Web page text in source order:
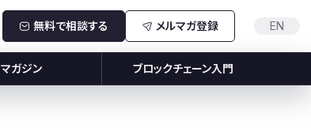
無料で相談する メルマガ登録 EN
マガジン ブロックチェーン入門